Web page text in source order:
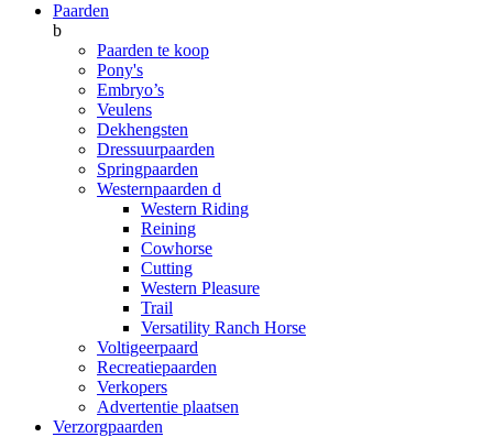
Paarden
b
Paarden te koop
Pony's
Embryo’s
Veulens
Dekhengsten
Dressuurpaarden
Springpaarden
Westernpaarden d
Western Riding
Reining
Cowhorse
Cutting
Western Pleasure
Trail
Versatility Ranch Horse
Voltigeerpaard
Recreatiepaarden
Verkopers
Advertentie plaatsen
Verzorgpaarden